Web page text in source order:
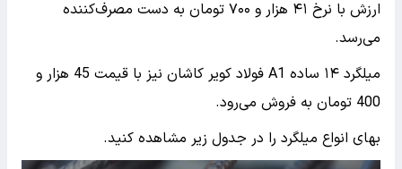
ارزش با نرخ ۴۱ هزار و ۷۰۰ تومان به دست مصرف‌کننده
می‌‌رسد.
میلگرد ۱۴ ساده A1 فولاد کویر کاشان نیز با قیمت 45 هزار و
400 تومان به فروش می‌رود.
بهای انواع میلگرد را در جدول زیر مشاهده کنید.